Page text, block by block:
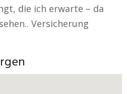
die ich erwarte – da
Versicherung